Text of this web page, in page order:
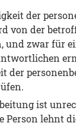
der
von der
und zwar für
der
ist
Person lehnt